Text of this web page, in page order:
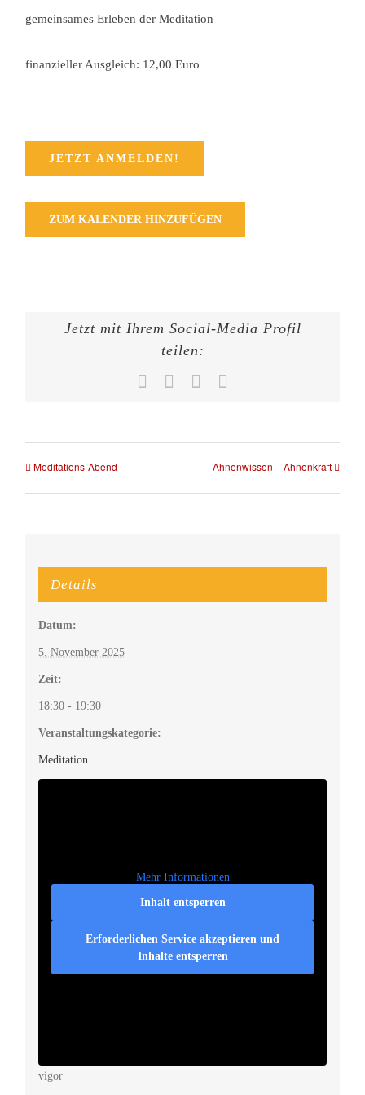
gemeinsames Erleben der Meditation
finanzieller Ausgleich: 12,00 Euro
JETZT ANMELDEN!
ZUM KALENDER HINZUFÜGEN
Jetzt mit Ihrem Social-Media Profil
teilen:
Facebook WhatsApp
Meditations-Abend Ahnenwissen – Ahnenkraft
Details
Datum:
5. November 2025
Zeit:
18:30 - 19:30
Veranstaltungskategorie:
Meditation
vigor
Mehr Informationen
Inhalt entsperren
Erforderlichen Service akzeptieren und
Inhalte entsperren